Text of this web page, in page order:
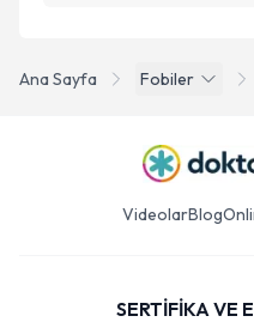
Ana Sayfa Fobiler
VideolarBlog
SERTİFİKA VE